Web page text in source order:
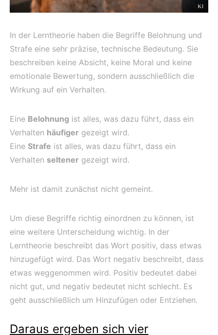
In der Lerntheorie haben die Begriffe Belohnung und
Strafe eine sehr präzise, technische Bedeutung. Sie
beschreiben keine Absicht, keine Moral und keine
emotionale Bewertung, sondern ausschließlich die
Wirkung auf ein Verhalten.
Eine Belohnung ist alles, was dazu führt, dass ein
Verhalten häufiger gezeigt wird.
Eine Strafe ist alles, was dazu führt, dass ein
Verhalten seltener gezeigt wird.
Mehr ist damit zunächst nicht gemeint.
Um diese Begriffe richtig einordnen zu können, ist
eine weitere Unterscheidung wichtig. In der
Lerntheorie beschreibt das Wort positiv, dass etwas
hinzugefügt wird. Das Wort negativ beschreibt, dass
etwas weggenommen wird. Positiv bedeutet dabei
nicht gut, und negativ bedeutet nicht schlecht. Es
geht ausschließlich um Hinzufügen oder Entziehen.
Daraus ergeben sich vier